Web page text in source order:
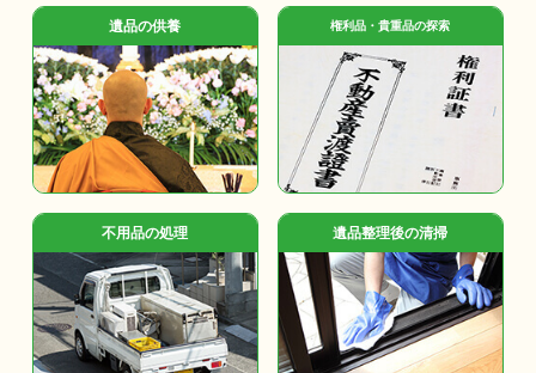
遺品の供養 権利品・貴重品の探索
不用品の処理 遺品整理後の清掃